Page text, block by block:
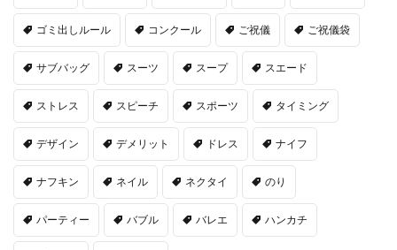
ゴミ出しルール コンクール ご祝儀 ご祝儀袋
サブバッグ スーツ スープ スエード
ストレス スピーチ スポーツ タイミング
デザイン デメリット ドレス ナイフ
ナフキン ネイル ネクタイ のり
パーティー バブル バレエ ハンカチ